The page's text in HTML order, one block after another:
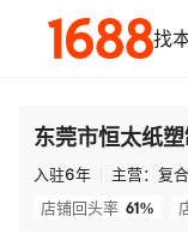
东莞市恒太纸
入驻6年 主营： 复
店铺回头率 61%